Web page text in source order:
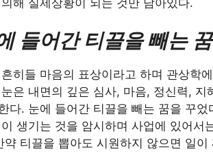
들어간 티끌을 빼는 꿈
히들 마음의 표상이라고 하며 관상학
은 내면의 깊은 심사, 마음, 정신력,
다. 눈에 들어간 티끌을 빼는 꿈을 꾸
생기는 것을 암시하며 사업에 있어서
약 티끌을 뽑아도 시원하지 않으면 일